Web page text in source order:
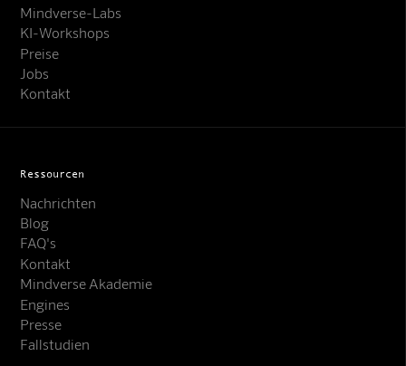
Online · KI-Assistent
Mindverse-Labs
KI-Workshops
Preise
Jobs
Kontakt
Ressourcen
Nachrichten
Blog
FAQ's
Kontakt
Mindverse Akademie
Engines
Presse
Fallstudien